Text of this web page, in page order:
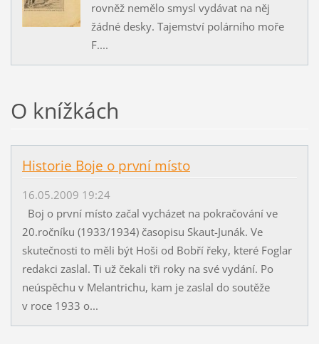
rovněž nemělo smysl vydávat na něj
žádné desky. Tajemství polárního moře
F....
O knížkách
Historie Boje o první místo
16.05.2009 19:24
Boj o první místo začal vycházet na pokračování ve
20.ročníku (1933/1934) časopisu Skaut-Junák. Ve
skutečnosti to měli být Hoši od Bobří řeky, které Foglar
redakci zaslal. Ti už čekali tři roky na své vydání. Po
neúspěchu v Melantrichu, kam je zaslal do soutěže
v roce 1933 o...